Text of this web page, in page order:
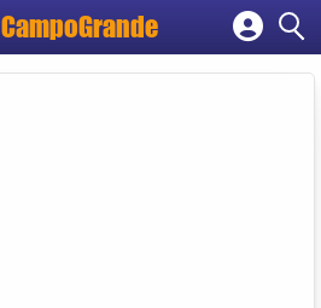
CampoGrande
Cadastrar empresa